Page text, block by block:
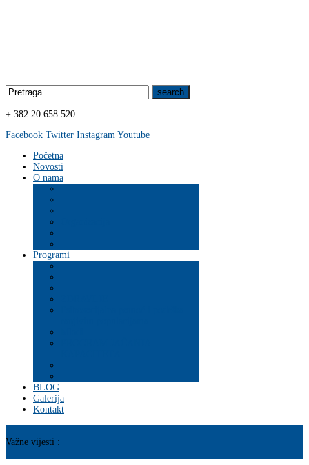
+ 382 20 658 520
Facebook Twitter Instagram Youtube
Početna
Novosti
O nama
Programi
BLOG
Galerija
Kontakt
Važne vijesti :